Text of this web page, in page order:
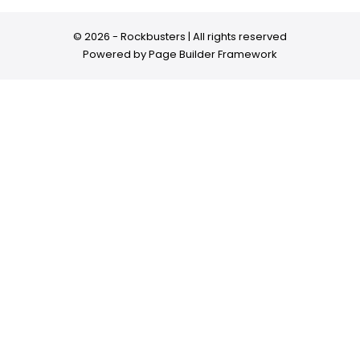
© 2026 - Rockbusters | All rights reserved
Powered byPage Builder Framework